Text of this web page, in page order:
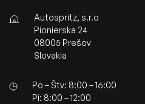
Autospritz, s.r.o
Pionierska 24
08005 Prešov
Slovakia
Po – Štv: 8:00 – 16:00
Pi: 8:00 – 12:00